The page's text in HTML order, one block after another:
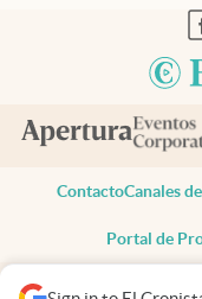
ContactoCanales
Portal de